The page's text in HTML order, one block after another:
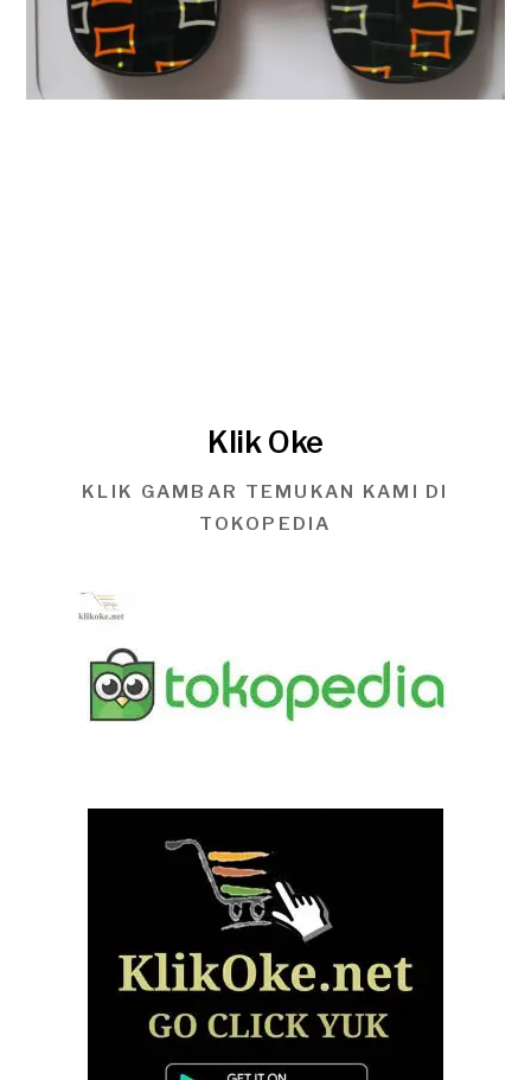
Klik Oke
KLIK GAMBAR TEMUKAN KAMI DI
TOKOPEDIA